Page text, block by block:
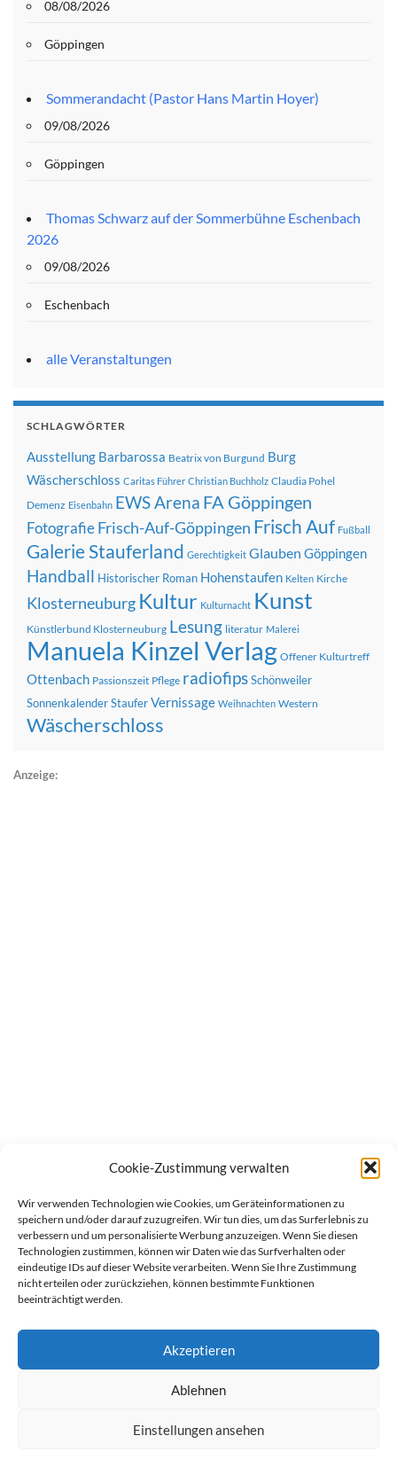
Cookie-Zustimmung verwalten
Wir verwenden Technologien wie Cookies, um Geräteinformationen zu
speichern und/oder darauf zuzugreifen. Wir tun dies, um das Surferlebnis zu
verbessern und um personalisierte Werbung anzuzeigen. Wenn Sie diesen
Technologien zustimmen, können wir Daten wie das Surfverhalten oder
eindeutige IDs auf dieser Website verarbeiten. Wenn Sie Ihre Zustimmung
nicht erteilen oder zurückziehen, können bestimmte Funktionen
beeinträchtigt werden.
Akzeptieren
Ablehnen
Einstellungen ansehen
08/08/2026
Göppingen
Sommerandacht (Pastor Hans Martin Hoyer)
09/08/2026
Göppingen
Thomas Schwarz auf der Sommerbühne Eschenbach
2026
09/08/2026
Eschenbach
alle Veranstaltungen
SCHLAGWÖRTER
Ausstellung Barbarossa Beatrix von Burgund Burg
Wäscherschloss Caritas Führer Christian Buchholz Claudia Pohel
Demenz Eisenbahn EWS Arena FA Göppingen
FotografieFrisch-Auf-Göppingen Frisch Auf Fußball
Galerie Stauferland Gerechtigkeit Glauben Göppingen
Handball Historischer Roman Hohenstaufen Kelten Kirche
Klosterneuburg Kultur Kulturnacht Kunst
Künstlerbund Klosterneuburg Lesung literatur Malerei
Manuela Kinzel Verlag Offener Kulturtreff
Ottenbach Passionszeit Pflege radiofipsSchönweiler
SonnenkalenderStauferVernissage Weihnachten Western
Wäscherschloss
Anzeige: